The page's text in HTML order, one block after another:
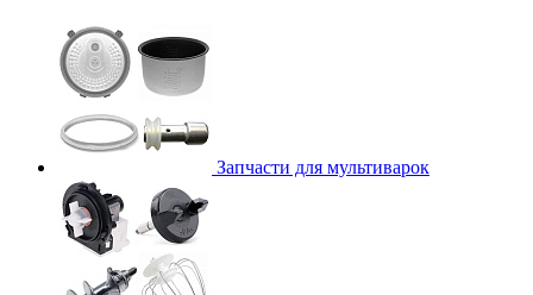
Запчасти для мультиварок